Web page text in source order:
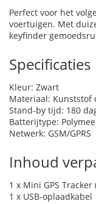
Perfect voor het
voertuigen. Met
keyfinder
Specificaties
Kleur: Zwart
Materiaal: Kunststof
Stand-by tijd: 180
Batterijtype:
Netwerk: GSM/GPRS
Inhoud
1 x Mini GPS Tracker
1 x USB-oplaadkabel